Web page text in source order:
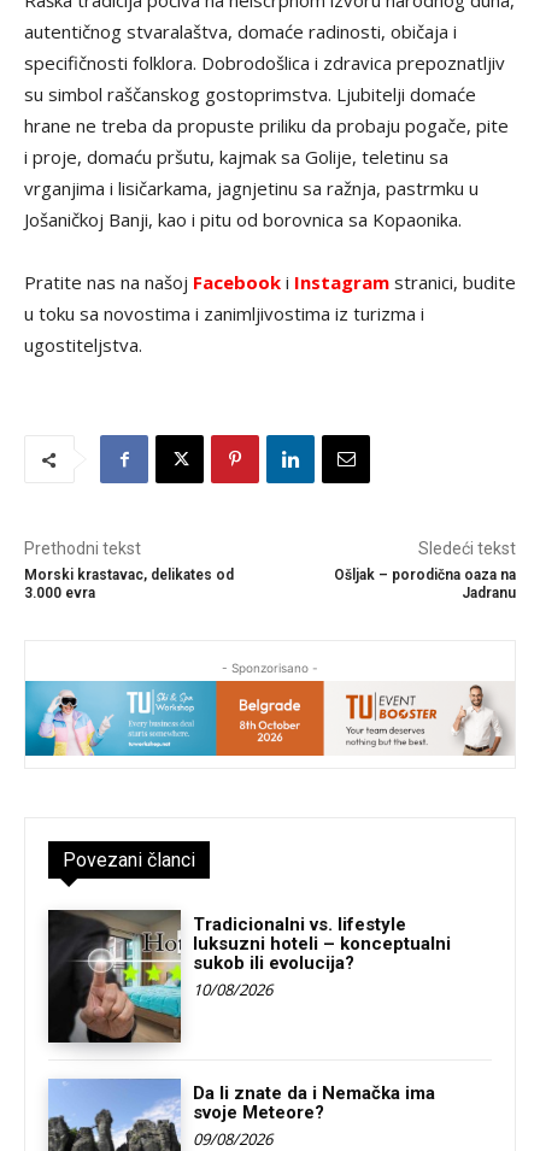
autentičnog stvaralaštva, domaće radinosti, običaja i
specifičnosti folklora. Dobrodošlica i zdravica prepoznatlјiv
su simbol raščanskog gostoprimstva. Ljubitelji domaće
hrane ne treba da propuste priliku da probaju pogače, pite
i proje, domaću pršutu, kajmak sa Golije, teletinu sa
vrganjima i lisičarkama, jagnjetinu sa ražnja, pastrmku u
Jošaničkoj Banji, kao i pitu od borovnica sa Kopaonika.
Pratite nas na našoj Facebook i Instagram stranici, budite
u toku sa novostima i zanimljivostima iz turizma i
ugostiteljstva.
Prethodni tekst
Morski krastavac, delikates od
3.000 evra
Sledeći tekst
Ošljak – porodična oaza na
Jadranu
- Sponzorisano -
Povezani članci
Tradicionalni vs. lifestyle
luksuzni hoteli – konceptualni
sukob ili evolucija?
10/08/2026
Da li znate da i Nemačka ima
svoje Meteore?
09/08/2026